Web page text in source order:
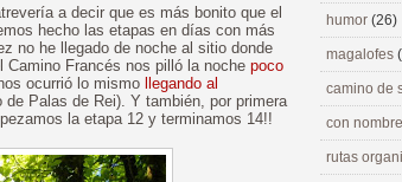
a decir que es más bonito que el
hecho las etapas en días con más
no he llegado de noche al sitio donde
Camino Francés nos pilló la noche poco
ocurrió lo mismo
llegando al
Palas de Rei). Y también, por primera
la etapa 12 y terminamos 14!!
humor (26)
magalofes
camino de
con
rutas